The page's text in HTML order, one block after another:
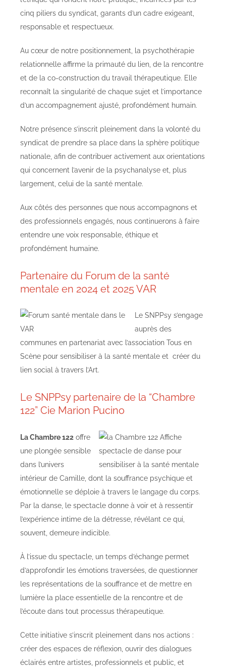
cinq piliers du syndicat, garants d’un cadre exigeant,
responsable et respectueux.
Au cœur de notre positionnement, la psychothérapie
relationnelle affirme la primauté du lien, de la rencontre
et de la co-construction du travail thérapeutique. Elle
reconnaît la singularité de chaque sujet et l’importance
d’un accompagnement ajusté, profondément humain.
Notre présence s’inscrit pleinement dans la volonté du
syndicat de prendre sa place dans la sphère politique
nationale, afin de contribuer activement aux orientations
qui concernent l’avenir de la psychanalyse et, plus
largement, celui de la santé mentale.
Aux côtés des personnes que nous accompagnons et
des professionnels engagés, nous continuerons à faire
entendre une voix responsable, éthique et
profondément humaine.
Partenaire du Forum de la santé
mentale en 2024 et 2025 VAR
Le SNPPsy s’engage
auprès des
communes en partenariat avec l’association Tous en
Scène pour sensibiliser à la santé mentale et créer du
lien social à travers l’Art.
Le SNPPsy partenaire de la “Chambre
122” Cie Marion Pucino
La Chambre 122 offre
une plongée sensible
dans l’univers
intérieur de Camille, dont la souffrance psychique et
émotionnelle se déploie à travers le langage du corps.
Par la danse, le spectacle donne à voir et à ressentir
l’expérience intime de la détresse, révélant ce qui,
souvent, demeure indicible.
À l’issue du spectacle, un temps d’échange permet
d’approfondir les émotions traversées, de questionner
les représentations de la souffrance et de mettre en
lumière la place essentielle de la rencontre et de
l’écoute dans tout processus thérapeutique.
Cette initiative s’inscrit pleinement dans nos actions :
créer des espaces de réflexion, ouvrir des dialogues
éclairés entre artistes, professionnels et public, et